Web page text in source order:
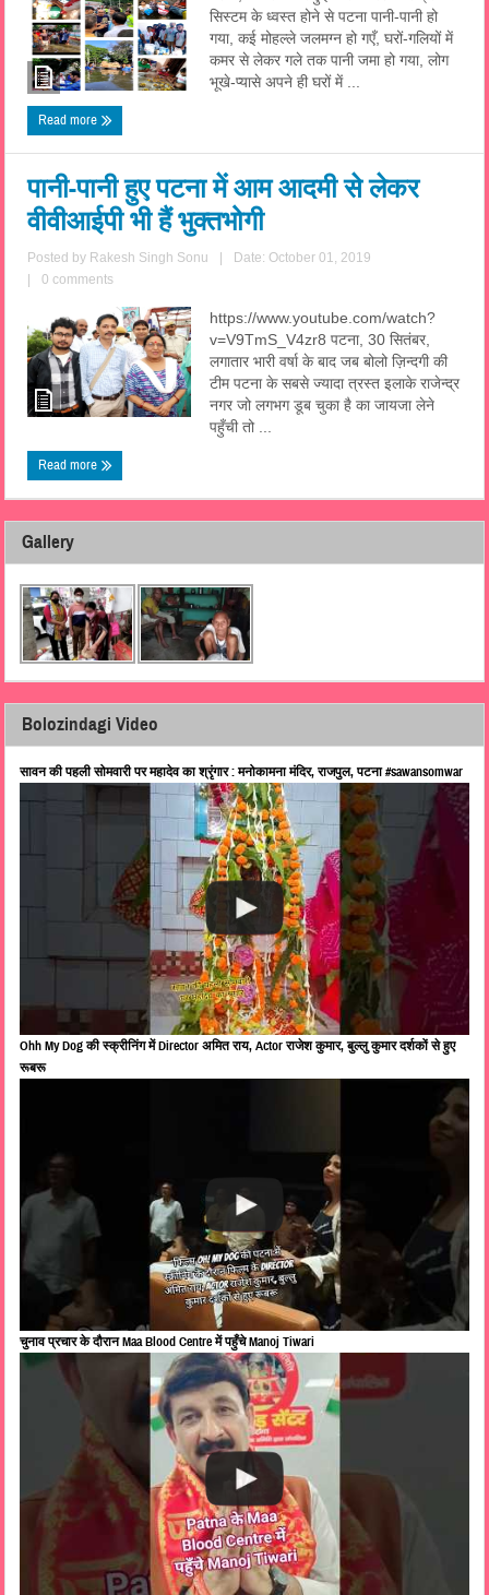
सिस्टम के ध्वस्त होने से पटना पानी-पानी हो
गया, कई मोहल्ले जलमग्न हो गएँ, घरों-गलियों में
कमर से लेकर गले तक पानी जमा हो गया, लोग
भूखे-प्यासे अपने ही घरों में ...
Read more
पानी-पानी हुए पटना में आम आदमी से लेकर
वीवीआईपी भी हैं भुक्तभोगी
Posted by Rakesh Singh Sonu
Date: October 01, 2019
0 comments
https://www.youtube.com/watch?
v=V9TmS_V4zr8 पटना, 30 सितंबर,
लगातार भारी वर्षा के बाद जब बोलो ज़िन्दगी की
टीम पटना के सबसे ज्यादा त्रस्त इलाके राजेन्द्र
नगर जो लगभग डूब चुका है का जायजा लेने
पहुँची तो ...
Read more
Gallery
Bolozindagi Video
सावन की पहली सोमवारी पर महादेव का श्रृंगार : मनोकामना मंदिर, राजपुल, पटना #sawansomwar
Ohh My Dog की स्क्रीनिंग में Director अमित राय, Actor राजेश कुमार, बुल्लु कुमार दर्शकों से हुए
रूबरू
चुनाव प्रचार के दौरान Maa Blood Centre में पहुँचे Manoj Tiwari